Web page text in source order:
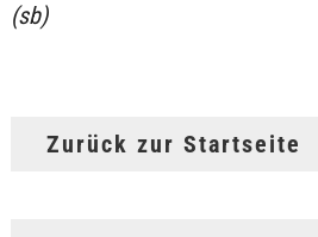
(sb)
Zurück zur Startseite